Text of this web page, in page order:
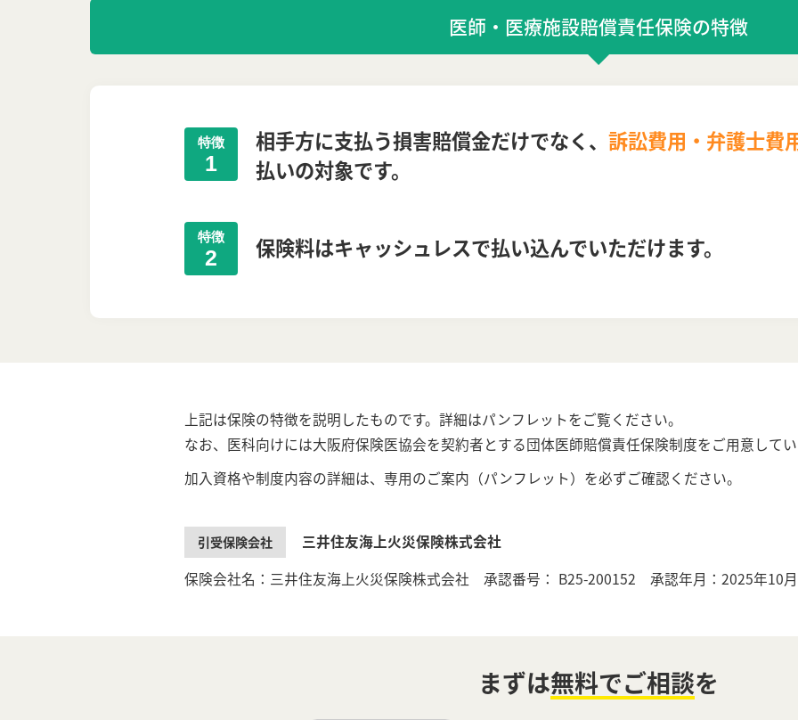
医師・医療施設賠償責任保険の特徴
特徴
1
相手方に支払う損害賠償金だけでなく、 訴訟費用・弁護士費
払いの対象です。
特徴
2 保険料はキャッシュレスで払い込んでいただけます。
上記は保険の特徴を説明したものです。詳細はパンフレットをご覧ください。
なお、医科向けには大阪府保険医協会を契約者とする団体医師賠償責任保険制度をご用意して
加入資格や制度内容の詳細は、専用のご案内（パンフレット）を必ずご確認ください。
引受保険会社
三井住友海上火災保険株式会社
保険会社名：三井住友海上火災保険株式会社 承認番号： B25-200152 承認年月：2025年10月
まずは無料でご相談を